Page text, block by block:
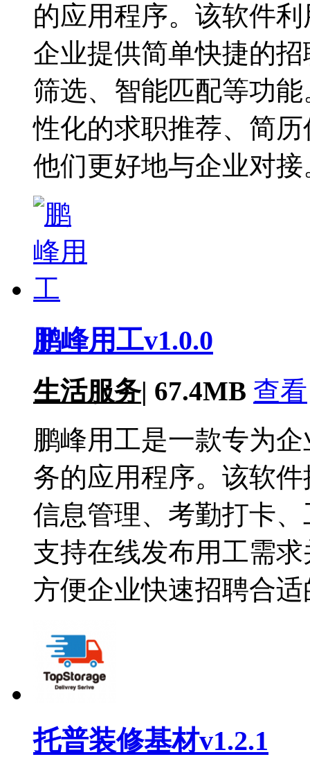
的应用程序。该软件
企业提供简单快捷的
筛选、智能匹配等功
性化的求职推荐、简
他们更好地与企业对接
鹏峰用工v1.0.0
生活服务| 67.4MB 查看
鹏峰用工是一款专为
务的应用程序。该软
信息管理、考勤打卡
支持在线发布用工需
方便企业快速招聘合
托普装修基材v1.2.1